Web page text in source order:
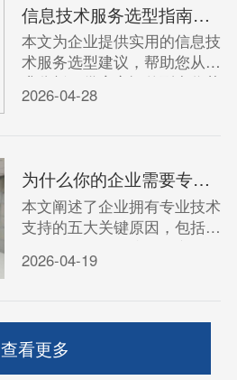
信息技术服务选型指南：如何找到最适合你的合作伙伴？
本文为企业提供实用的信息技
术服务选型建议，帮助您从需
求分析、供应商评估到合作落
地，一步步找到最匹配的IT合
2026-04-28
为什么你的企业需要专业的技术支持？这5个原因至关重要
本文阐述了企业拥有专业技术
支持的五大关键原因，包括快
速解决问题、保障网络安全、
提升效率、降低成本以及确保
2026-04-19
查看更多